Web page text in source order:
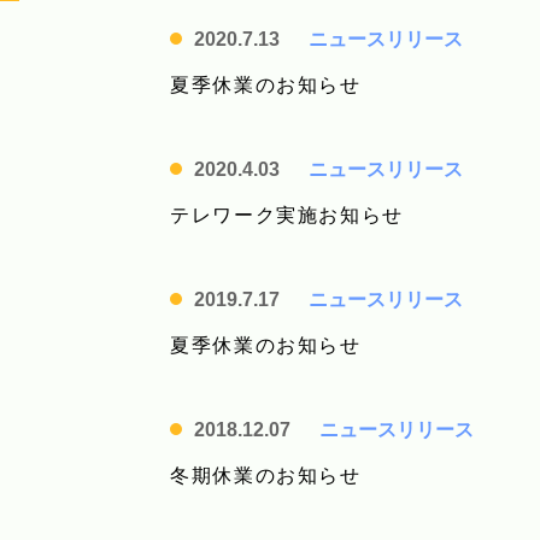
2020.7.13 ニュースリリース
夏季休業のお知らせ
2020.4.03 ニュースリリース
テレワーク実施お知らせ
2019.7.17 ニュースリリース
夏季休業のお知らせ
2018.12.07 ニュースリリース
冬期休業のお知らせ